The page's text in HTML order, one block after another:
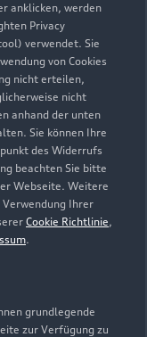
anklicken, werden
Privacy
verwendet. Sie
von Cookies
nicht erteilen,
nicht
anhand der unten
Sie können Ihre
des Widerrufs
beachten Sie bitte
Webseite. Weitere
Ihrer
Cookie Richtlinie,
.
grundlegende
zur Verfügung zu
die